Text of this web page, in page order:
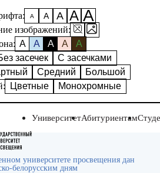
А А А А А
изображений:
A A A A
A
Без засечек
С засечками
Средний
Большой
Цветные Монохромные
УниверситетАбитуриентам
университете просвещения дан
белорусским дням